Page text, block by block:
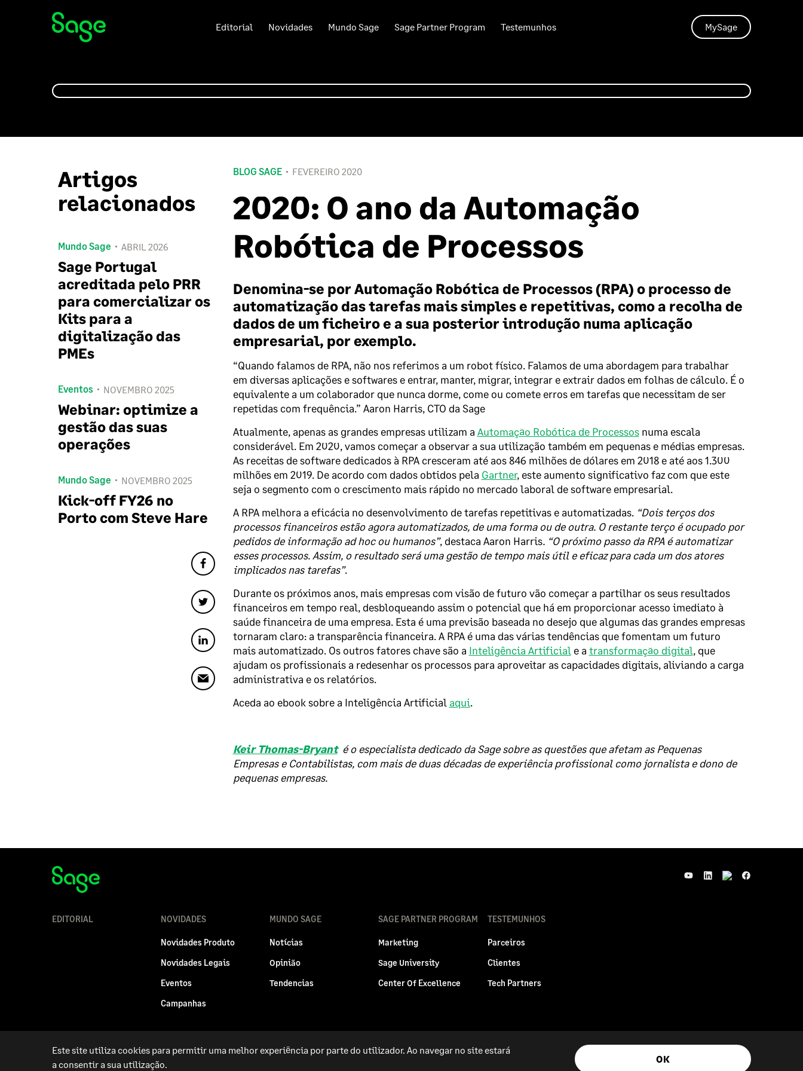
Editorial Novidades Mundo Sage Sage Partner Program Testemunhos MySage
BLOG SAGE FEVEREIRO 2020
2020: O ano da Automação
Robótica de Processos
Denomina-se por Automação Robótica de Processos (RPA) o processo de
automatização das tarefas mais simples e repetitivas, como a recolha de
dados de um ficheiro e a sua posterior introdução numa aplicação
empresarial, por exemplo.
“Quando falamos de RPA, não nos referimos a um robot físico. Falamos de uma abordagem para trabalhar
em diversas aplicações e softwares e entrar, manter, migrar, integrar e extrair dados em folhas de cálculo. É o
equivalente a um colaborador que nunca dorme, come ou comete erros em tarefas que necessitam de ser
repetidas com frequência.” Aaron Harris, CTO da Sage
Atualmente, apenas as grandes empresas utilizam a Automação Robótica de Processosnuma escala
considerável. Em 2020, vamos começar a observar a sua utilização também em pequenas e médias empresas.
As receitas de software dedicados à RPA cresceram até aos 846 milhões de dólares em 2018 e até aos 1.300
milhões em 2019. De acordo com dados obtidos pela Gartner, este aumento significativo faz com que este
seja o segmento com o crescimento mais rápido no mercado laboral de software empresarial.
A RPA melhora a eficácia no desenvolvimento de tarefas repetitivas e automatizadas. “Dois terços dos
processos financeiros estão agora automatizados, de uma forma ou de outra. O restante terço é ocupado por
pedidos de informação ad hoc ou humanos”, destaca Aaron Harris. “O próximo passo da RPA é automatizar
esses processos. Assim, o resultado será uma gestão de tempo mais útil e eficaz para cada um dos atores
implicados nas tarefas”.
Durante os próximos anos, mais empresas com visão de futuro vão começar a partilhar os seus resultados
financeiros em tempo real, desbloqueando assim o potencial que há em proporcionar acesso imediato à
saúde financeira de uma empresa. Esta é uma previsão baseada no desejo que algumas das grandes empresas
tornaram claro: a transparência financeira. A RPA é uma das várias tendências que fomentam um futuro
mais automatizado. Os outros fatores chave são a Inteligência Artificial e a transformação digital, que
ajudam os profissionais a redesenhar os processos para aproveitar as capacidades digitais, aliviando a carga
administrativa e os relatórios.
Aceda ao ebook sobre a Inteligência Artificial aqui.
Keir Thomas-Bryanté o especialista dedicado da Sage sobre as questões que afetam as Pequenas
Empresas e Contabilistas, com mais de duas décadas de experiência profissional como jornalista e dono de
pequenas empresas.
Artigos
relacionados
Mundo Sage ABRIL 2026
Sage Portugal
acreditada pelo PRR
para comercializar os
Kits para a
digitalização das
PMEs
Eventos NOVEMBRO 2025
Webinar: optimize a
gestão das suas
operações
Mundo Sage NOVEMBRO 2025
Kick-off FY26 no
Porto com Steve Hare
EDITORIAL NOVIDADES
Novidades Produto
Novidades Legais
Eventos
Campanhas
MUNDO SAGE
Notícias
Opinião
Tendencias
SAGE PARTNER PROGRAM
Marketing
Sage University
Center Of Excellence
TESTEMUNHOS
Parceiros
Clientes
Tech Partners
Politica legal Privacidade e Cookies RGPD © Sage Group plc 2026
Este site utiliza cookies para permitir uma melhor experiência por parte do utilizador. Ao navegar no site estará
a consentir a sua utilização.
OK